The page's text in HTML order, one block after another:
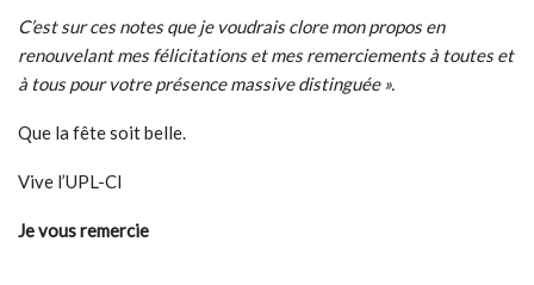
C’est sur ces notes que je voudrais clore mon propos en
renouvelant mes félicitations et mes remerciements à toutes et
à tous pour votre présence massive distinguée ».
Que la fête soit belle.
Vive l’UPL-CI
Je vous remercie